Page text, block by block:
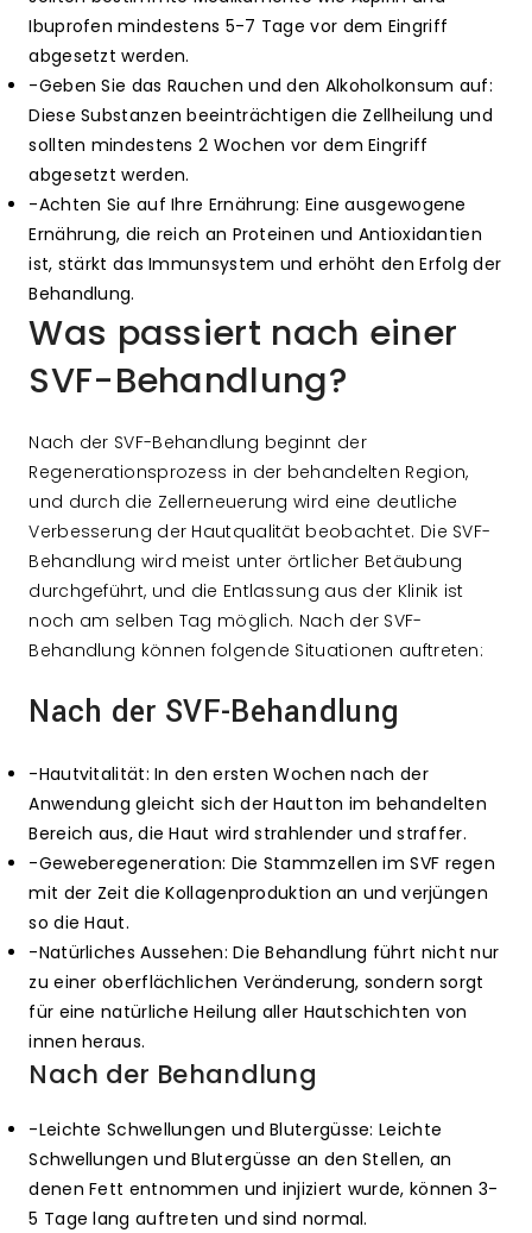
Ibuprofen mindestens 5-7 Tage vor dem Eingriff
abgesetzt werden.
-Geben Sie das Rauchen und den Alkoholkonsum auf:
Diese Substanzen beeinträchtigen die Zellheilung und
sollten mindestens 2 Wochen vor dem Eingriff
abgesetzt werden.
-Achten Sie auf Ihre Ernährung: Eine ausgewogene
Ernährung, die reich an Proteinen und Antioxidantien
ist, stärkt das Immunsystem und erhöht den Erfolg der
Behandlung.
Was passiert nach einer
SVF-Behandlung?
Nach der SVF-Behandlung beginnt der
Regenerationsprozess in der behandelten Region,
und durch die Zellerneuerung wird eine deutliche
Verbesserung der Hautqualität beobachtet. Die SVF-
Behandlung wird meist unter örtlicher Betäubung
durchgeführt, und die Entlassung aus der Klinik ist
noch am selben Tag möglich. Nach der SVF-
Behandlung können folgende Situationen auftreten:
Nach der SVF-Behandlung
-Hautvitalität: In den ersten Wochen nach der
Anwendung gleicht sich der Hautton im behandelten
Bereich aus, die Haut wird strahlender und straffer.
-Geweberegeneration: Die Stammzellen im SVF regen
mit der Zeit die Kollagenproduktion an und verjüngen
so die Haut.
-Natürliches Aussehen: Die Behandlung führt nicht nur
zu einer oberflächlichen Veränderung, sondern sorgt
für eine natürliche Heilung aller Hautschichten von
innen heraus.
Nach der Behandlung
-Leichte Schwellungen und Blutergüsse: Leichte
Schwellungen und Blutergüsse an den Stellen, an
denen Fett entnommen und injiziert wurde, können 3-
5 Tage lang auftreten und sind normal.